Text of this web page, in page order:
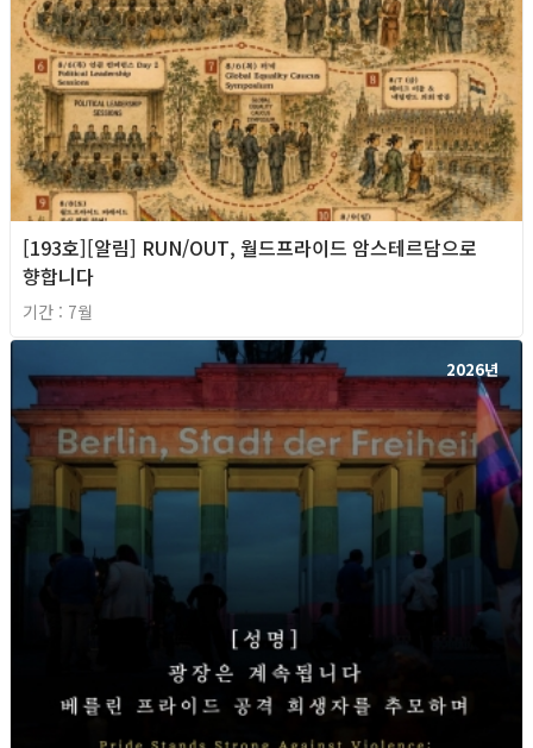
[193호][알림] RUN/OUT, 월드프라이드 암스테르담으로
향합니다
기간 : 7월
2026년